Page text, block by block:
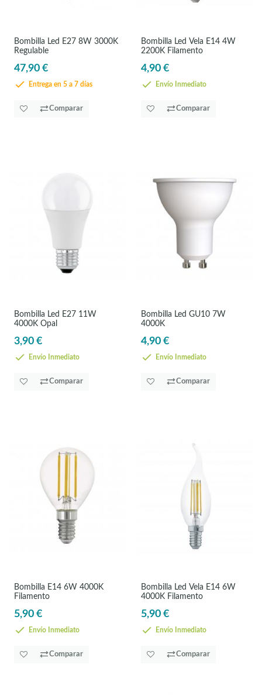
Bombilla Led E27 8W 3000K
Regulable
47,90 €
Entrega en 5 a 7 días
Comparar
Bombilla Led Vela E14 4W
2200K Filamento
4,90 €
Envío Inmediato
Comparar
Bombilla Led E27 11W
4000K Opal
3,90 €
Envío Inmediato
Comparar
Bombilla Led GU10 7W
4000K
4,90 €
Envío Inmediato
Comparar
Bombilla E14 6W 4000K
Filamento
5,90 €
Envío Inmediato
Comparar
Bombilla Led Vela E14 6W
4000K Filamento
5,90 €
Envío Inmediato
Comparar